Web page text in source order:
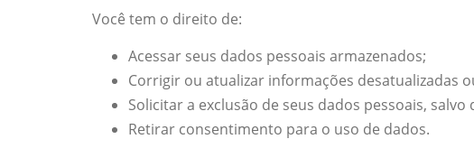
Você tem o direito de:
Acessar seus dados pessoais armazenados;
Corrigir ou atualizar informações desatualizadas
Solicitar a exclusão de seus dados pessoais,
Retirar consentimento para o uso de dados.